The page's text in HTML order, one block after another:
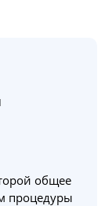
общее
процедуры